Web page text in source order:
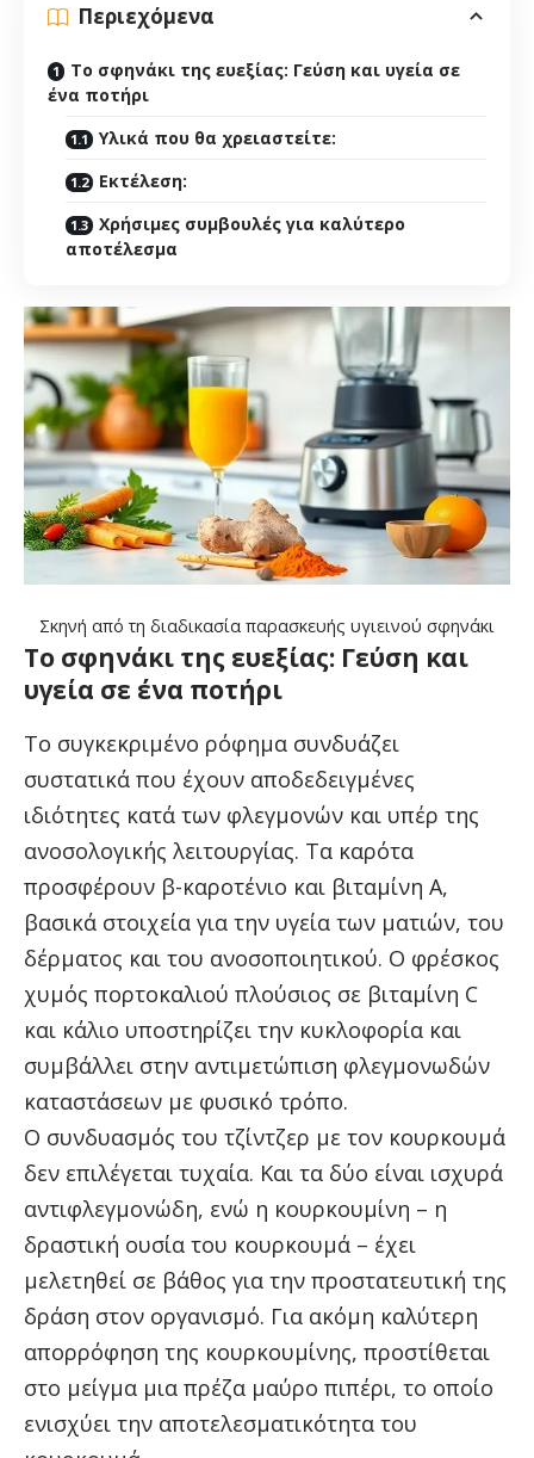
Περιεχόμενα
Το σφηνάκι της ευεξίας: Γεύση και υγεία σε
ένα ποτήρι
Υλικά που θα χρειαστείτε:
Εκτέλεση:
Χρήσιμες συμβουλές για καλύτερο
αποτέλεσμα
Σκηνή από τη διαδικασία παρασκευής υγιεινού σφηνάκι
Το σφηνάκι της ευεξίας: Γεύση και
υγεία σε ένα ποτήρι
Το συγκεκριμένο ρόφημα συνδυάζει
συστατικά που έχουν αποδεδειγμένες
ιδιότητες κατά των φλεγμονών και υπέρ της
ανοσολογικής λειτουργίας. Τα καρότα
προσφέρουν β-καροτένιο και βιταμίνη Α,
βασικά στοιχεία για την υγεία των ματιών, του
δέρματος και του ανοσοποιητικού. Ο φρέσκος
χυμός πορτοκαλιού πλούσιος σε βιταμίνη C
και κάλιο υποστηρίζει την κυκλοφορία και
συμβάλλει στην αντιμετώπιση φλεγμονωδών
καταστάσεων με φυσικό τρόπο.
Ο συνδυασμός του τζίντζερ με τον κουρκουμά
δεν επιλέγεται τυχαία. Και τα δύο είναι ισχυρά
αντιφλεγμονώδη, ενώ η κουρκουμίνη – η
δραστική ουσία του κουρκουμά – έχει
μελετηθεί σε βάθος για την προστατευτική της
δράση στον οργανισμό. Για ακόμη καλύτερη
απορρόφηση της κουρκουμίνης, προστίθεται
στο μείγμα μια πρέζα μαύρο πιπέρι, το οποίο
ενισχύει την αποτελεσματικότητα του